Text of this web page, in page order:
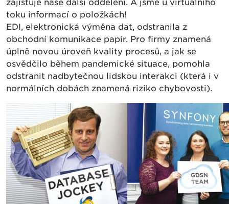
zajišťuje naše další oddělení. A jsme u virtuálního
toku informací o položkách!
EDI, elektronická výměna dat, odstranila z
obchodní komunikace papír. Pro firmy znamená
úplně novou úroveň kvality procesů, a jak se
osvědčilo během pandemické situace, pomohla
odstranit nadbytečnou lidskou interakci (která i v
normálních dobách znamená riziko chybovosti).